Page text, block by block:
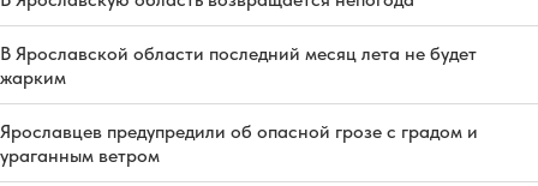
В Ярославской области последний месяц лета не будет
жарким
Ярославцев предупредили об опасной грозе с градом и
ураганным ветром